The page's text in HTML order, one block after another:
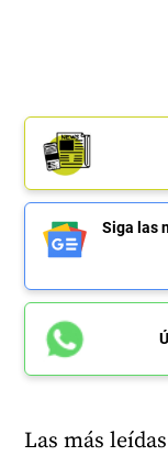
Siga las
Las más leídas